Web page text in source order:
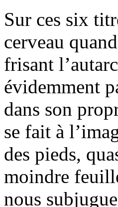
Sur ces six
cerveau
frisant
évidemment
dans son
se fait à
des pieds,
moindre
nous